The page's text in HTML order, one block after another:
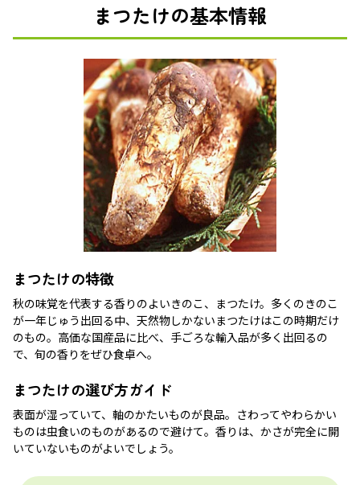
まつたけの基本情報
まつたけの特徴
秋の味覚を代表する香りのよいきのこ、まつたけ。多くのきのこ
が一年じゅう出回る中、天然物しかないまつたけはこの時期だけ
のもの。高価な国産品に比べ、手ごろな輸入品が多く出回るの
で、旬の香りをぜひ食卓へ。
まつたけの選び方ガイド
表面が湿っていて、軸のかたいものが良品。さわってやわらかい
ものは虫食いのものがあるので避けて。香りは、かさが完全に開
いていないものがよいでしょう。